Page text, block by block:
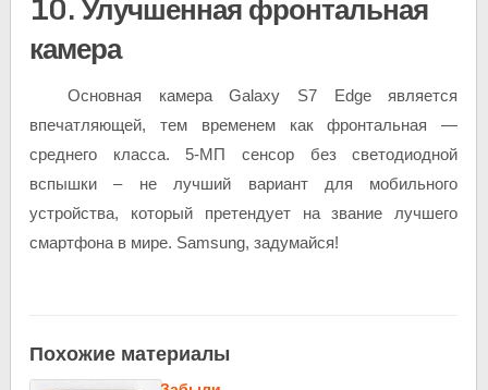
камера
Основная камера Galaxy S7 Edge является
впечатляющей, тем временем как фронтальная —
среднего класса. 5-МП сенсор без светодиодной
вспышки – не лучший вариант для мобильного
устройства, который претендует на звание лучшего
смартфона в мире. Samsung, задумайся!
Похожие материалы